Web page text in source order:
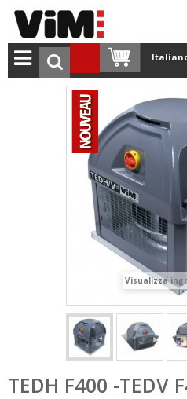
Visualizza
TEDH F400 -TEDV